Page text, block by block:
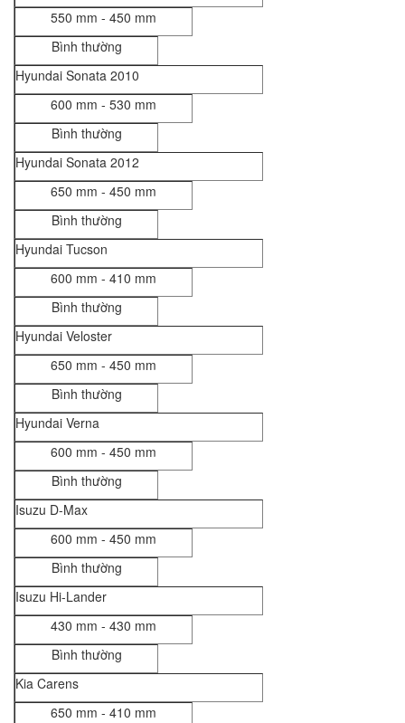
550 mm - 450 mm
Bình thường
Hyundai Sonata 2010
600 mm - 530 mm
Bình thường
Hyundai Sonata 2012
650 mm - 450 mm
Bình thường
Hyundai Tucson
600 mm - 410 mm
Bình thường
Hyundai Veloster
650 mm - 450 mm
Bình thường
Hyundai Verna
600 mm - 450 mm
Bình thường
Isuzu D-Max
600 mm - 450 mm
Bình thường
Isuzu Hi-Lander
430 mm - 430 mm
Bình thường
Kia Carens
650 mm - 410 mm